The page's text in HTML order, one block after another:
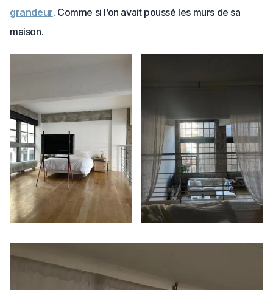
grandeur. Comme si l’on avait poussé les murs de sa
maison.